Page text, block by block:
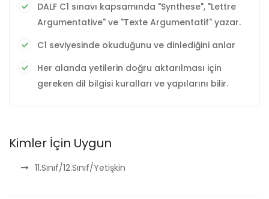
DALF C1 sınavı kapsamında "Synthese", "Lettre
Argumentative" ve "Texte Argumentatif" yazar.
C1 seviyesinde okuduğunu ve dinlediğini anlar
Her alanda yetilerin doğru aktarılması için
gereken dil bilgisi kuralları ve yapılarını bilir.
Kimler İçin Uygun
11.Sınıf/12.Sınıf/Yetişkin